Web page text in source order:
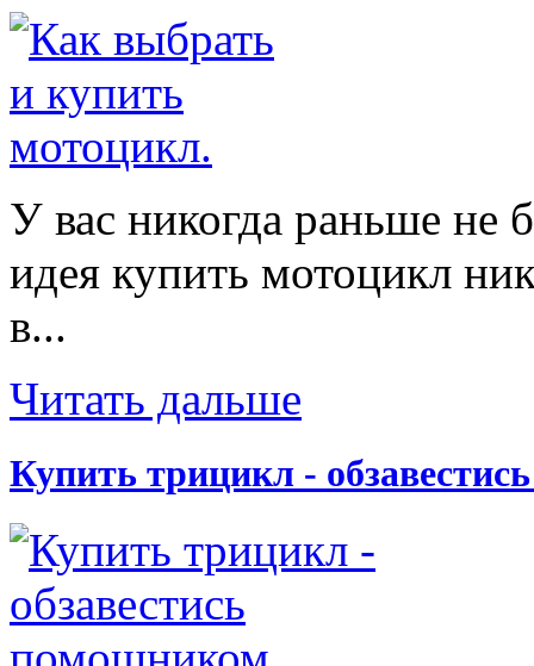
У вас никогда раньше не
идея купить мотоцикл
в...
Читать дальше
Купить трицикл -